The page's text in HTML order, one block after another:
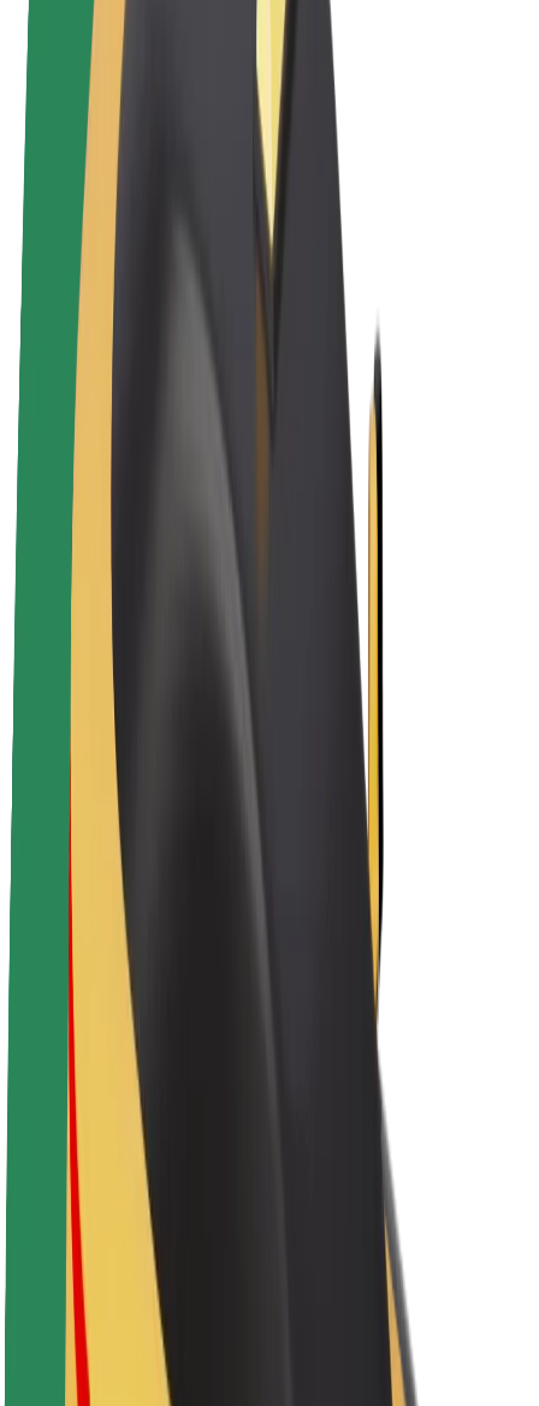
Produkte
Fahrten
E-Scooter/E-Bikes
Bolt Market
Bolt Food
Bolt Drive
Bolt for Business
E-Bikes
Erziele Umsatz mit Bolt
Bolt Food Händler:innen
Flotten
Franchise
Unternehmen
Karriere
Über Bolt
Nachhaltigkeit bei Bolt
Project Zero
Blog
Newsroom
Markenrichtlinien
Mission
Investor Relations
Leitung
Marke
Medien
Urban Fund
Sicherheit